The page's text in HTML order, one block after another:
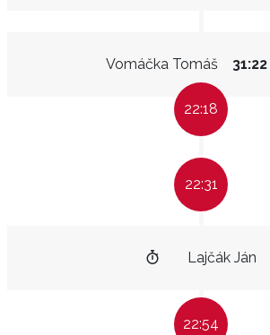
Vomáčka Tomáš 31:22
22:18
22:31
Lajčák Ján
22:54